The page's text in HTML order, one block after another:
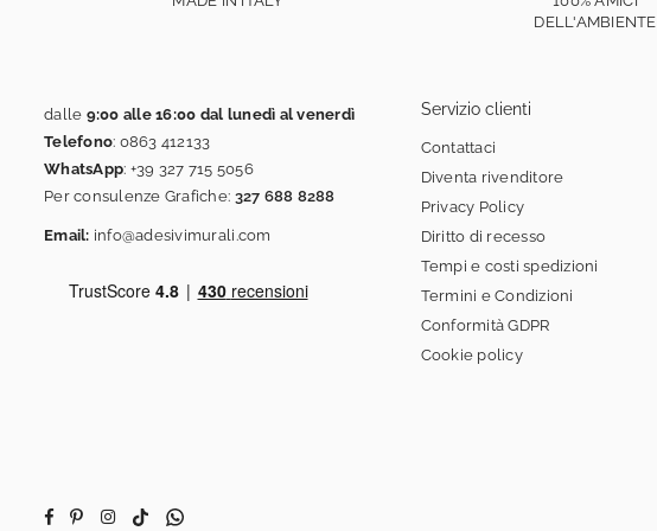
DELL'AMBIENTE
dalle 9:00 alle 16:00 dal lunedì al venerdì
Telefono: 0863 412133
WhatsApp: +39 327 715 5056
Per consulenze Grafiche: 327 688 8288
Email: info@adesivimurali.com
Facebook
PinterestInstagram
TikTokWhatsapp
Servizio clienti
Contattaci
Diventa rivenditore
Privacy Policy
Diritto di recesso
Tempi e costi spedizioni
Termini e Condizioni
Conformità GDPR
Cookie policy